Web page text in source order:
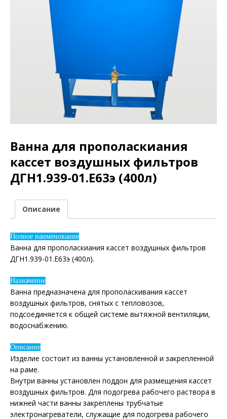
Ванна для прополаскиания
кассет воздушных фильтров
ДГН1.939-01.Е63э (400л)
Описание
Полное наименование
Ванна для прополаскиания кассет воздушных фильтров
ДГН1.939-01.Е63э (400л).
Назначение
Ванна предназначена для прополаскивания кассет
воздушных фильтров, снятых с тепловозов,
подсоединяется к общей системе вытяжной вентиляции,
водоснабжению.
Описание
Изделие состоит из ванны установленной и закрепленной
на раме.
Внутри ванны установлен поддон для размещения кассет
воздушных фильтров. Для подогрева рабочего раствора в
нижней части ванны закреплены трубчатые
электронагреватели, служащие для подогрева рабочего